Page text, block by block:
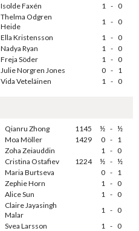
Isolde Faxén 1 - 0
Thelma Odgren
Heide
1 - 0
Ella Kristensson 1 - 0
Nadya Ryan 1 - 0
Freja Söder 1 - 0
Julie Norgren Jones 0 - 1
Vida Veteläinen 1 - 0
Qianru Zhong 1145 ½ - ½
Moa Möller 1429 0 - 1
Zoha Zeiauddin 1 - 0
Cristina Ostafiev 1224 ½ - ½
Maria Burtseva 0 - 1
Zephie Horn 1 - 0
Alice Sun 1 - 0
Claire Jayasingh
Malar
1 - 0
Svea Larsson 1 - 0